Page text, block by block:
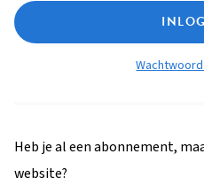
Heb je al een abonnement,
website?